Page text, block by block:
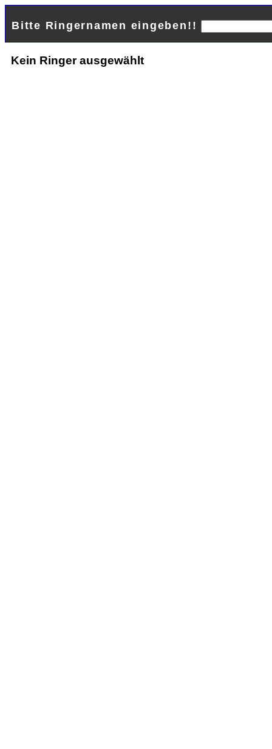
Bitte Ringernamen eingeben!!
Kein Ringer ausgewählt